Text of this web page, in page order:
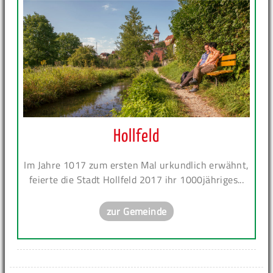
Hollfeld
Im Jahre 1017 zum ersten Mal urkundlich erwähnt,
feierte die Stadt Hollfeld 2017 ihr 1000jähriges...
zur Gemeinde